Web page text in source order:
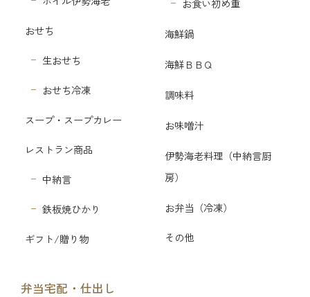
おせち
生おせち
おせち冷凍
スープ・スープカレー
レストラン商品
中納言
鉄板焼ひかり
ギフト/贈り物
お食い初め重
海鮮鍋
海鮮ＢＢＱ
調味料
お味噌汁
伊勢海老料理（中納言厨
房）
お弁当（冷凍）
その他
弁当宅配・仕出し